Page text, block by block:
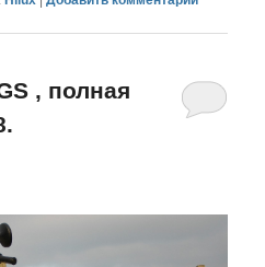
, полная